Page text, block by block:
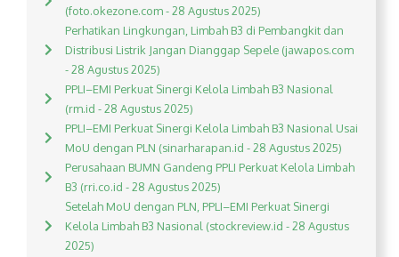
(foto.okezone.com - 28 Agustus 2025)
Perhatikan Lingkungan, Limbah B3 di Pembangkit dan
Distribusi Listrik Jangan Dianggap Sepele (jawapos.com
- 28 Agustus 2025)
PPLI–EMI Perkuat Sinergi Kelola Limbah B3 Nasional
(rm.id - 28 Agustus 2025)
PPLI–EMI Perkuat Sinergi Kelola Limbah B3 Nasional Usai
MoU dengan PLN (sinarharapan.id - 28 Agustus 2025)
Perusahaan BUMN Gandeng PPLI Perkuat Kelola Limbah
B3 (rri.co.id - 28 Agustus 2025)
Setelah MoU dengan PLN, PPLI–EMI Perkuat Sinergi
Kelola Limbah B3 Nasional (stockreview.id - 28 Agustus
2025)